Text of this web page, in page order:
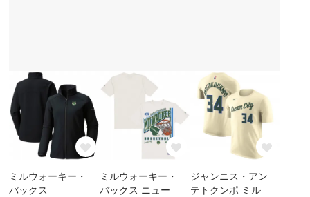
ミルウォーキー・
バックス
ミルウォーキー・
バックス ニュー
ジャンニス・アン
テトクンポ ミル